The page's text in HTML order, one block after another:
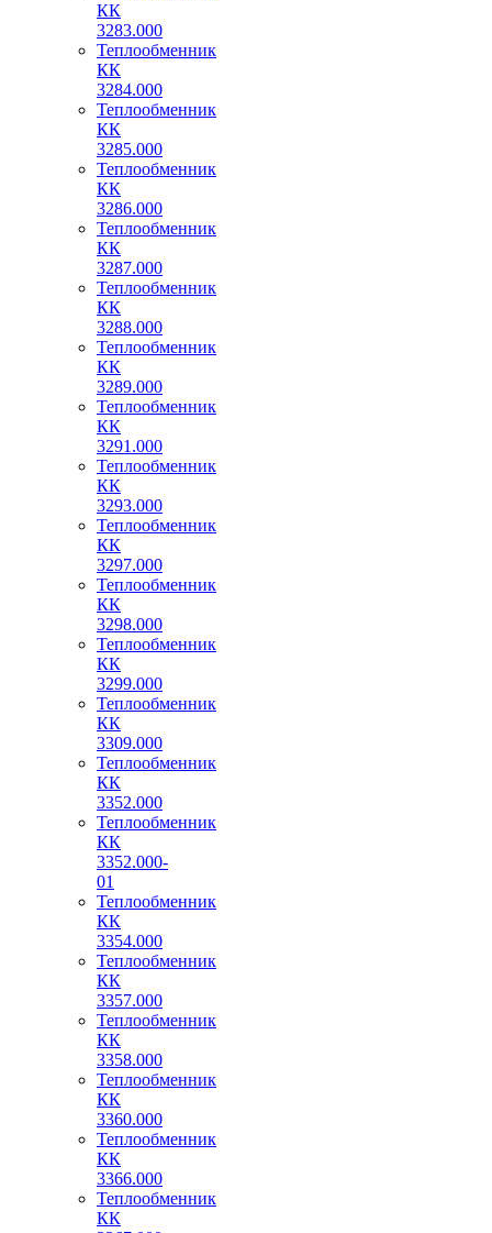
КК
3283.000
Теплообменник
КК
3284.000
Теплообменник
КК
3285.000
Теплообменник
КК
3286.000
Теплообменник
КК
3287.000
Теплообменник
КК
3288.000
Теплообменник
КК
3289.000
Теплообменник
КК
3291.000
Теплообменник
КК
3293.000
Теплообменник
КК
3297.000
Теплообменник
КК
3298.000
Теплообменник
КК
3299.000
Теплообменник
КК
3309.000
Теплообменник
КК
3352.000
Теплообменник
КК
3352.000-
01
Теплообменник
КК
3354.000
Теплообменник
КК
3357.000
Теплообменник
КК
3358.000
Теплообменник
КК
3360.000
Теплообменник
КК
3366.000
Теплообменник
КК